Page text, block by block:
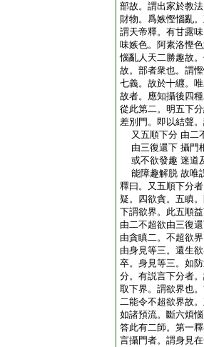
部故。謂出家於教
財物。爲嫉慳惱亂
謂天帝釋。有甘露
味嫉色。阿素洛慳
惱亂人天二勝趣故
故。部者衆也。謂
七義。故於十纒。
故者。應知攝後四
從此第二。明五下
差別門。即以結聲
又五順下分 由二
由三復還下 攝門
或不欲發趣 迷道
能障趣解脱 故唯
釋曰。又五順下分
疑。四欲貪。五瞋
下謂欲界。此五順
由二不超欲由三復
由貪瞋二。不超欲
由身見等三。還生
卒。身見等三。如
分。有説言下分者
取下界。謂欲界也
二能令不超欲界故
如諸預流。斷六煩
答此有二師。第一
言攝門者。謂身見